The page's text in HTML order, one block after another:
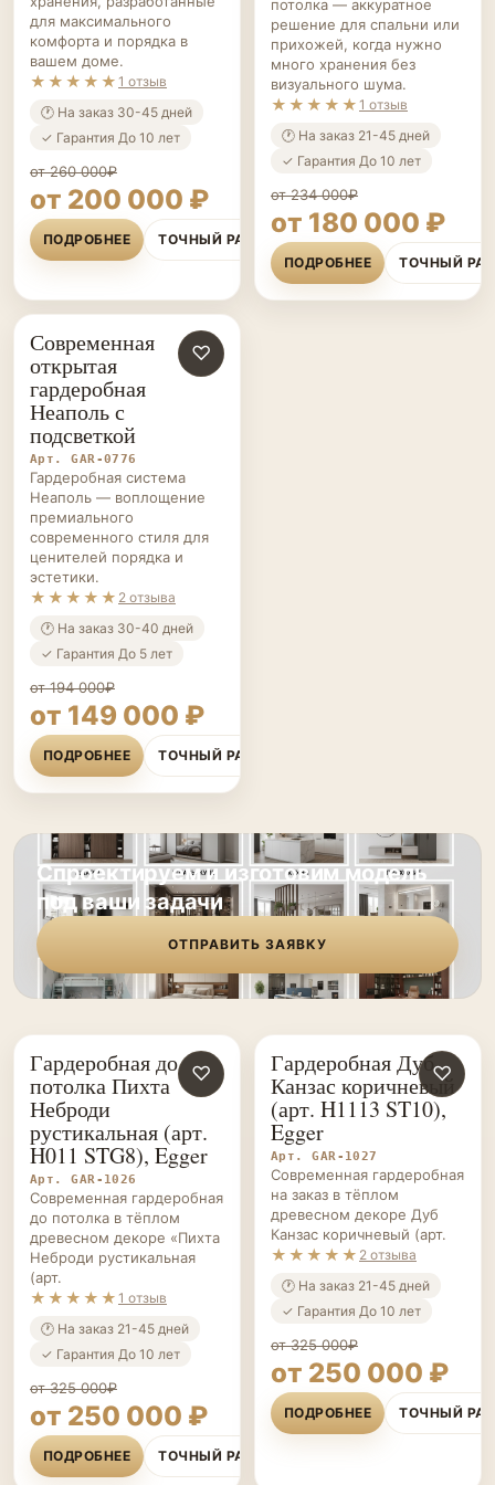
хранения, разработанные
для максимального
комфорта и порядка в
вашем доме.
🕐 На заказ 30-45 дней
от 260 000₽
от 200 000 ₽
ПОДРОБНЕЕ ТОЧНЫЙ РАСЧЁТ
система во всю стену и до
потолка — аккуратное
решение для спальни или
прихожей, когда нужно
много хранения без
визуального шума.
🕐 На заказ 21-45 дней
от 234 000₽
от 180 000 ₽
ПОДРОБНЕЕ ТОЧНЫЙ
ГАРДЕРОБНЫЕ НА ЗАКАЗ
♡
Современная
открытая
гардеробная
Неаполь с
подсветкой
Арт. GAR-0776
Гардеробная система
Неаполь — воплощение
премиального
современного стиля для
ценителей порядка и
эстетики.
🕐 На заказ 30-40 дней
от 194 000₽
от 149 000 ₽
ПОДРОБНЕЕ ТОЧНЫЙ РАСЧЁТ
Спроектируем и изготовим модель
под ваши задачи
ГАРДЕРОБНЫЕ НА ЗАКАЗ
♡
Гардеробная до
потолка Пихта
Неброди
рустикальная (арт.
H011 STG8), Egger
Арт. GAR-1026
Современная гардеробная
до потолка в тёплом
древесном декоре «Пихта
Неброди рустикальная
(арт.
🕐 На заказ 21-45 дней
от 325 000₽
от 250 000 ₽
ПОДРОБНЕЕ ТОЧНЫЙ РАСЧЁТ
ГАРДЕРОБНЫЕ НА ЗАКАЗ
♡
Гардеробная Дуб
Канзас коричневый
(арт. H1113 ST10),
Egger
Арт. GAR-1027
Современная гардеробная
на заказ в тёплом
древесном декоре Дуб
Канзас коричневый (арт.
🕐 На заказ 21-45 дней
от 325 000₽
от 250 000 ₽
ПОДРОБНЕЕ ТОЧНЫЙ